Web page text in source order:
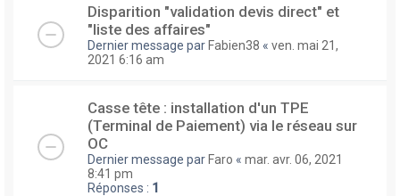
Disparition "validation devis direct" et
"liste des affaires"
Dernier message parFabien38 « ven. mai 21,
2021 6:16 am
Casse tête : installation d'un TPE
(Terminal de Paiement) via le réseau sur
OC
Dernier message parFaro « mar. avr. 06, 2021
8:41 pm
Réponses : 1